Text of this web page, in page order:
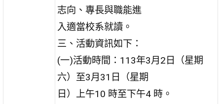
志向、專長與職能進
入適當校系就讀。
三、活動資訊如下：
(一)活動時間：113年3月2日（星期
六）至3月31日（星期
日）上午10 時至下午4 時。